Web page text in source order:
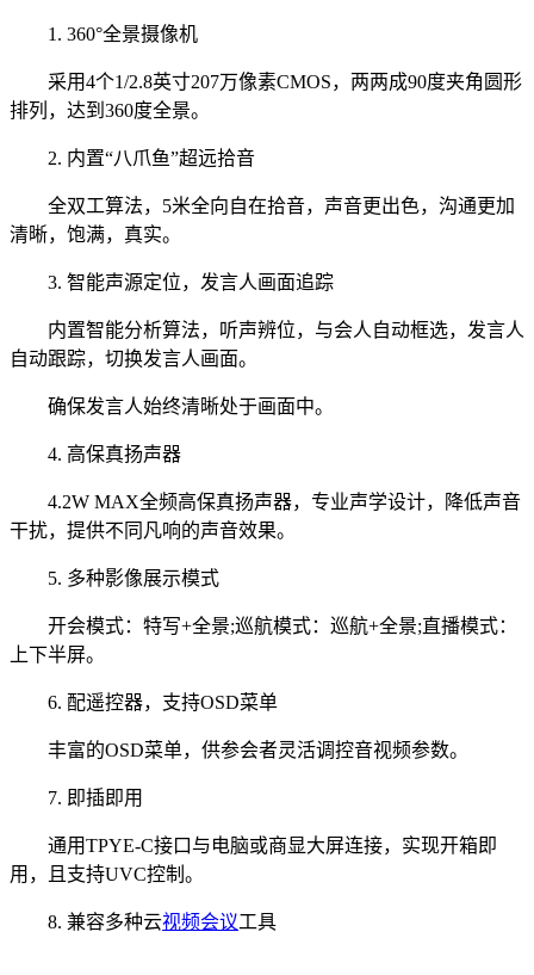
1. 360°全景摄像机
采用4个1/2.8英寸207万像素CMOS，两两成90度夹角圆形
排列，达到360度全景。
2. 内置“八爪鱼”超远拾音
全双工算法，5米全向自在拾音，声音更出色，沟通更加
清晰，饱满，真实。
3. 智能声源定位，发言人画面追踪
内置智能分析算法，听声辨位，与会人自动框选，发言人
自动跟踪，切换发言人画面。
确保发言人始终清晰处于画面中。
4. 高保真扬声器
4.2W MAX全频高保真扬声器，专业声学设计，降低声音
干扰，提供不同凡响的声音效果。
5. 多种影像展示模式
开会模式：特写+全景;巡航模式：巡航+全景;直播模式：
上下半屏。
6. 配遥控器，支持OSD菜单
丰富的OSD菜单，供参会者灵活调控音视频参数。
7. 即插即用
通用TPYE-C接口与电脑或商显大屏连接，实现开箱即
用，且支持UVC控制。
8. 兼容多种云视频会议工具